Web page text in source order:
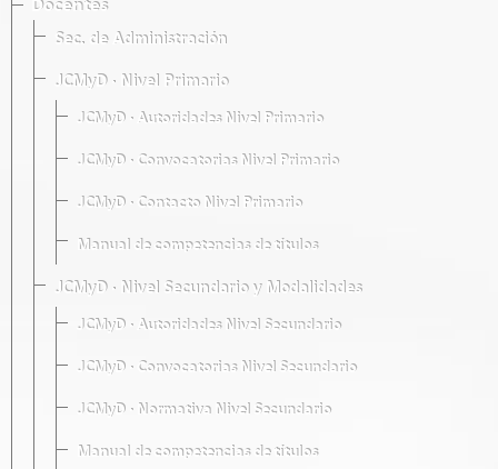
Docentes
Sec. de Administración
JCMyD · Nivel Primario
JCMyD · Autoridades Nivel Primario
JCMyD · Convocatorias Nivel Primario
JCMyD · Contacto Nivel Primario
Manual de competencias de títulos
JCMyD · Nivel Secundario y Modalidades
JCMyD · Autoridades Nivel Secundario
JCMyD · Convocatorias Nivel Secundario
JCMyD · Normativa Nivel Secundario
Manual de competencias de títulos